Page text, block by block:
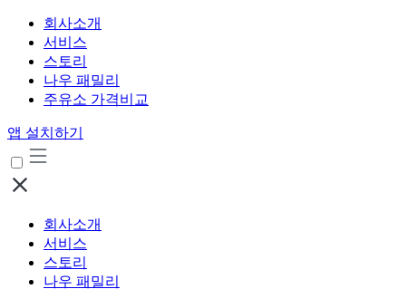
회사소개
서비스
스토리
나우 패밀리
주유소 가격비교
앱 설치하기
회사소개
서비스
스토리
나우 패밀리